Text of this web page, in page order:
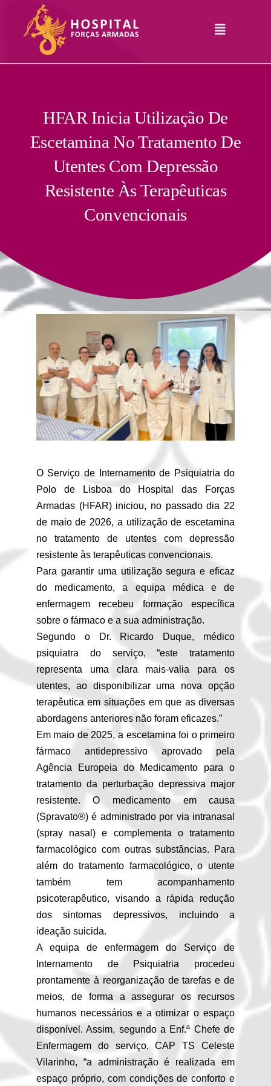
content
Toggle
Serviços
Comunicação
Junte-Se A Nós
Contatos
RHLogin
HFAR Inicia Utilização De
Escetamina No Tratamento De
Utentes Com Depressão
Resistente Às Terapêuticas
Convencionais
O Serviço de Internamento de Psiquiatria do
Polo de Lisboa do Hospital das Forças
Armadas (HFAR) iniciou, no passado dia 22
de maio de 2026, a utilização de escetamina
no tratamento de utentes com depressão
resistente às terapêuticas convencionais.
Para garantir uma utilização segura e eficaz
do medicamento, a equipa médica e de
enfermagem recebeu formação específica
sobre o fármaco e a sua administração.
Segundo o Dr. Ricardo Duque, médico
psiquiatra do serviço, “este tratamento
representa uma clara mais-valia para os
utentes, ao disponibilizar uma nova opção
terapêutica em situações em que as diversas
abordagens anteriores não foram eficazes.”
Em maio de 2025, a escetamina foi o primeiro
fármaco antidepressivo aprovado pela
Agência Europeia do Medicamento para o
tratamento da perturbação depressiva major
resistente. O medicamento em causa
(Spravato®) é administrado por via intranasal
(spray nasal) e complementa o tratamento
farmacológico com outras substâncias. Para
além do tratamento farmacológico, o utente
também tem acompanhamento
psicoterapêutico, visando a rápida redução
dos sintomas depressivos, incluindo a
ideação suicida.
A equipa de enfermagem do Serviço de
Internamento de Psiquiatria procedeu
prontamente à reorganização de tarefas e de
meios, de forma a assegurar os recursos
humanos necessários e a otimizar o espaço
disponível. Assim, segundo a Enf.ª Chefe de
Enfermagem do serviço, CAP TS Celeste
Vilarinho, “a administração é realizada em
espaço próprio, com condições de conforto e